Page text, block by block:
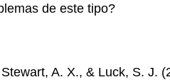
de este tipo?
A. X., & Luck, S.